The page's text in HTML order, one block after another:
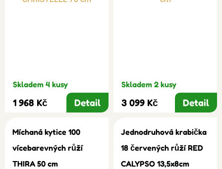
Skladem 4 kusy
1 968 Kč Detail
Skladem 2 kusy
3 099 Kč Detail
Míchaná kytice 100
vícebarevných růží
THIRA 50 cm
Jednodruhová krabička
18 červených růží RED
CALYPSO 13,5x8cm